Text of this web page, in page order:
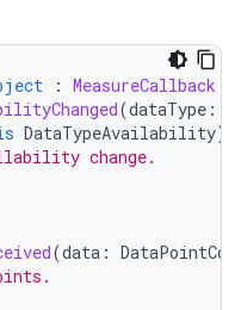
: MeasureCallback
(dataType :
DataTypeAvailability)
change.
(data :